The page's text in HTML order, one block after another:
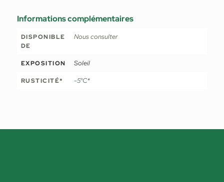
Informations complémentaires
DISPONIBLE
DE
Nous consulter
EXPOSITION Soleil
RUSTICITÉ* -5°C*